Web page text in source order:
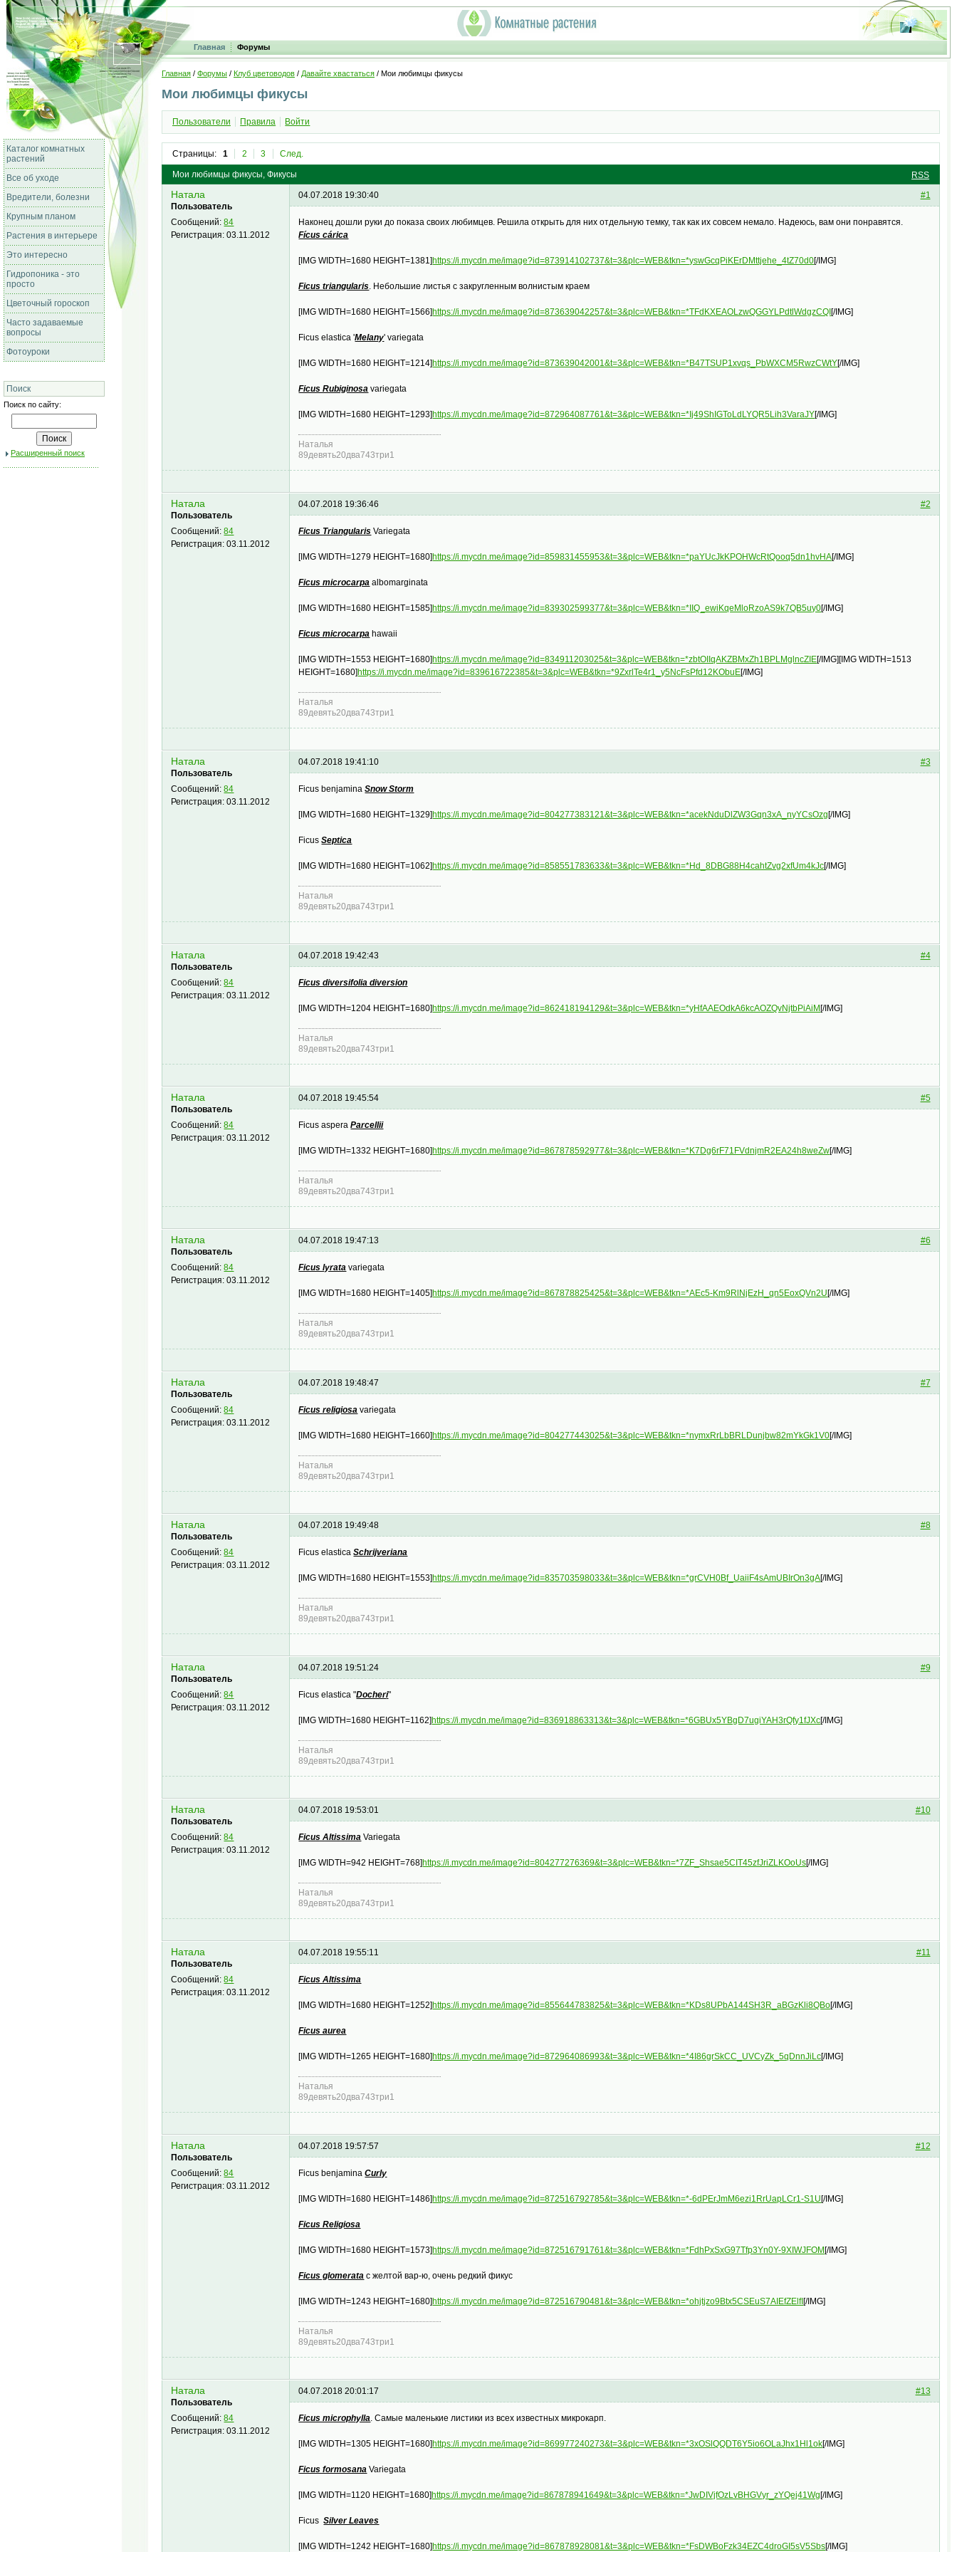
Главная Форумы
Каталог комнатных
растений
Все об уходе
Вредители, болезни
Крупным планом
Растения в интерьере
Это интересно
Гидропоника - это
просто
Цветочный гороскоп
Часто задаваемые
вопросы
Фотоуроки
Поиск
Поиск по сайту:
Расширенный поиск
Главная / Форумы / Клуб цветоводов / Давайте хвастаться / Мои любимцы фикусы
Мои любимцы фикусы
Пользователи Правила Войти
Страницы: 1 2 3 След.
RSS
Мои любимцы фикусы, Фикусы
Натала
Пользователь
Сообщений:84
Регистрация:03.11.2012
#1
04.07.2018 19:30:40
Наконец дошли руки до показа своих любимцев. Решила открыть для них отдельную темку, так как их совсем немало. Надеюсь, вам они понравятся.
Fícus cárica
[IMG WIDTH=1680 HEIGHT=1381]https://i.mycdn.me/image?id=873914102737&t=3&plc=WEB&tkn=*yswGcqPiKErDMttjehe_4tZ70d0[/IMG]
Ficus triangularis. Небольшие листья с закругленным волнистым краем
[IMG WIDTH=1680 HEIGHT=1566]https://i.mycdn.me/image?id=873639042257&t=3&plc=WEB&tkn=*TFdKXEAOLzwQGGYLPdtlWdgzCQI[/IMG]
Ficus elastica 'Melany' variegata
[IMG WIDTH=1680 HEIGHT=1214]https://i.mycdn.me/image?id=873639042001&t=3&plc=WEB&tkn=*B47TSUP1xvqs_PbWXCM5RwzCWtY[/IMG]
Ficus Rubiginosa variegata
[IMG WIDTH=1680 HEIGHT=1293]https://i.mycdn.me/image?id=872964087761&t=3&plc=WEB&tkn=*Ij49ShIGToLdLYQR5Lih3VaraJY[/IMG]
Наталья
89девять20два743три1
Натала
Пользователь
Сообщений:84
Регистрация:03.11.2012
#2
04.07.2018 19:36:46
Ficus Triangularis Variegata
[IMG WIDTH=1279 HEIGHT=1680]https://i.mycdn.me/image?id=859831455953&t=3&plc=WEB&tkn=*paYUcJkKPOHWcRtQooq5dn1hvHA[/IMG]
Ficus microcarpa albomarginata
[IMG WIDTH=1680 HEIGHT=1585]https://i.mycdn.me/image?id=839302599377&t=3&plc=WEB&tkn=*IIQ_ewiKqeMloRzoAS9k7QB5uy0[/IMG]
Ficus microcarpa hawaii
[IMG WIDTH=1553 HEIGHT=1680]https://i.mycdn.me/image?id=834911203025&t=3&plc=WEB&tkn=*zbtOIIqAKZBMxZh1BPLMglncZIE[/IMG][IMG WIDTH=1513
HEIGHT=1680]https://i.mycdn.me/image?id=839616722385&t=3&plc=WEB&tkn=*9ZxrlTe4r1_y5NcFsPfd12KObuE[/IMG]
Наталья
89девять20два743три1
Натала
Пользователь
Сообщений:84
Регистрация:03.11.2012
#3
04.07.2018 19:41:10
Ficus benjaminaSnow Storm
[IMG WIDTH=1680 HEIGHT=1329]https://i.mycdn.me/image?id=804277383121&t=3&plc=WEB&tkn=*acekNduDlZW3Gqn3xA_nyYCsOzg[/IMG]
FicusSeptica
[IMG WIDTH=1680 HEIGHT=1062]https://i.mycdn.me/image?id=858551783633&t=3&plc=WEB&tkn=*Hd_8DBG88H4cahtZvg2xfUm4kJc[/IMG]
Наталья
89девять20два743три1
Натала
Пользователь
Сообщений:84
Регистрация:03.11.2012
#4
04.07.2018 19:42:43
Ficus diversifolia diversion
[IMG WIDTH=1204 HEIGHT=1680]https://i.mycdn.me/image?id=862418194129&t=3&plc=WEB&tkn=*yHfAAEOdkA6kcAOZQvNjtbPiAiM[/IMG]
Наталья
89девять20два743три1
Натала
Пользователь
Сообщений:84
Регистрация:03.11.2012
#5
04.07.2018 19:45:54
Ficus asperaParcellii
[IMG WIDTH=1332 HEIGHT=1680]https://i.mycdn.me/image?id=867878592977&t=3&plc=WEB&tkn=*K7Dg6rF71FVdnjmR2EA24h8weZw[/IMG]
Наталья
89девять20два743три1
Натала
Пользователь
Сообщений:84
Регистрация:03.11.2012
#6
04.07.2018 19:47:13
Ficus lyrata variegata
[IMG WIDTH=1680 HEIGHT=1405]https://i.mycdn.me/image?id=867878825425&t=3&plc=WEB&tkn=*AEc5-Km9RlNjEzH_qn5EoxQVn2U[/IMG]
Наталья
89девять20два743три1
Натала
Пользователь
Сообщений:84
Регистрация:03.11.2012
#7
04.07.2018 19:48:47
Ficus religiosa variegata
[IMG WIDTH=1680 HEIGHT=1660]https://i.mycdn.me/image?id=804277443025&t=3&plc=WEB&tkn=*nymxRrLbBRLDunjbw82mYkGk1V0[/IMG]
Наталья
89девять20два743три1
Натала
Пользователь
Сообщений:84
Регистрация:03.11.2012
#8
04.07.2018 19:49:48
Ficus elasticaSchrijveriana
[IMG WIDTH=1680 HEIGHT=1553]https://i.mycdn.me/image?id=835703598033&t=3&plc=WEB&tkn=*grCVH0Bf_UaiiF4sAmUBIrOn3gA[/IMG]
Наталья
89девять20два743три1
Натала
Пользователь
Сообщений:84
Регистрация:03.11.2012
#9
04.07.2018 19:51:24
Ficus elastica "Docheri"
[IMG WIDTH=1680 HEIGHT=1162]https://i.mycdn.me/image?id=836918863313&t=3&plc=WEB&tkn=*6GBUx5YBgD7ugiYAH3rQfy1fJXc[/IMG]
Наталья
89девять20два743три1
Натала
Пользователь
Сообщений:84
Регистрация:03.11.2012
#10
04.07.2018 19:53:01
Ficus Altissima Variegata
[IMG WIDTH=942 HEIGHT=768]https://i.mycdn.me/image?id=804277276369&t=3&plc=WEB&tkn=*7ZF_Shsae5CIT45zfJriZLKOoUs[/IMG]
Наталья
89девять20два743три1
Натала
Пользователь
Сообщений:84
Регистрация:03.11.2012
#11
04.07.2018 19:55:11
Ficus Altissima
[IMG WIDTH=1680 HEIGHT=1252]https://i.mycdn.me/image?id=855644783825&t=3&plc=WEB&tkn=*KDs8UPbA144SH3R_aBGzKli8QBo[/IMG]
Ficus aurea
[IMG WIDTH=1265 HEIGHT=1680]https://i.mycdn.me/image?id=872964086993&t=3&plc=WEB&tkn=*4I86grSkCC_UVCyZk_5qDnnJiLc[/IMG]
Наталья
89девять20два743три1
Натала
Пользователь
Сообщений:84
Регистрация:03.11.2012
#12
04.07.2018 19:57:57
Ficus benjaminaCurly
[IMG WIDTH=1680 HEIGHT=1486]https://i.mycdn.me/image?id=872516792785&t=3&plc=WEB&tkn=*-6dPErJmM6ezi1RrUapLCr1-S1U[/IMG]
Ficus Religiosa
[IMG WIDTH=1680 HEIGHT=1573]https://i.mycdn.me/image?id=872516791761&t=3&plc=WEB&tkn=*FdhPxSxG97Tfp3Yn0Y-9XIWJFOM[/IMG]
Ficus glomerata с желтой вар-ю, очень редкий фикус
[IMG WIDTH=1243 HEIGHT=1680]https://i.mycdn.me/image?id=872516790481&t=3&plc=WEB&tkn=*ohjtjzo9Btx5CSEuS7AIEfZElfI[/IMG]
Наталья
89девять20два743три1
Натала
Пользователь
Сообщений:84
Регистрация:03.11.2012
#13
04.07.2018 20:01:17
Ficus microphylla. Самые маленькие листики из всех известных микрокарп.
[IMG WIDTH=1305 HEIGHT=1680]https://i.mycdn.me/image?id=869977240273&t=3&plc=WEB&tkn=*3xOSlQQDT6Y5io6OLaJhx1Hl1ok[/IMG]
Ficus formosana Variegata
[IMG WIDTH=1120 HEIGHT=1680]https://i.mycdn.me/image?id=867878941649&t=3&plc=WEB&tkn=*JwDIVjfOzLvBHGVyr_zYQej41Wg[/IMG]
FicusSilver Leaves
[IMG WIDTH=1242 HEIGHT=1680]https://i.mycdn.me/image?id=867878928081&t=3&plc=WEB&tkn=*FsDWBoFzk34EZC4droGI5sV5Sbs[/IMG]